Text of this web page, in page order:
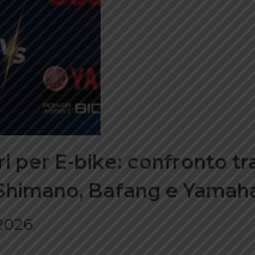
per E-bike: confronto
Bafang e